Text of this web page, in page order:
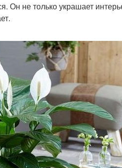
Он не только украшает